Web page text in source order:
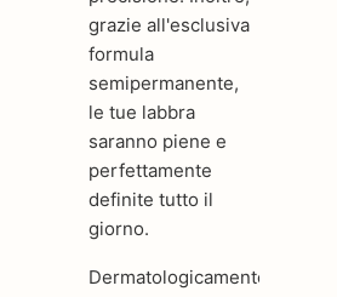
grazie all'esclusiva
formula
semipermanente,
le tue labbra
saranno piene e
perfettamente
definite tutto il
giorno.
Dermatologicamente